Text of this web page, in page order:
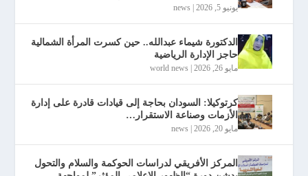
يونيو 5, 2026 |
news
الدكتورة شيماء عبدالله.. حين كسرت المرأة الشمالية
حاجز الإدارة الرياضية
مايو 26, 2026 |
world news
كرتوكيلا: السودان بحاجة إلى قيادات قادرة على إدارة
الأزمات وصناعة الاستقرار…
مايو 20, 2026 |
news
المركز الأفريقي لدراسات الحوكمة والسلام والتحول